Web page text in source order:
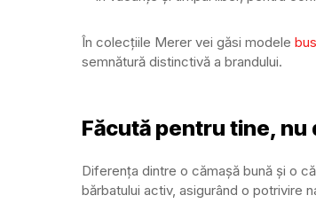
În colecțiile Merer vei găsi modele
semnătură distinctivă a brandului.
Făcută pentru tine,
Diferența dintre o cămașă bună și o
bărbatului activ, asigurând o potrivire